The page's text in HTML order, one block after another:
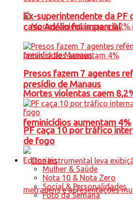
Mortes violentas caem
feminicídios aumentam 4%
Ex-superintendente da PF
caso Adélio foi imparcial
Presos fazem 7 agentes
presídio de Manaus
PF caça 10 por tráfico
de fogo
Editoriais
Mulher & Saúde
Nota 10 & Nota Zero
Social & Personalidades
Foto da Semana